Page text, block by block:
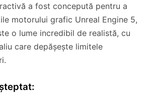
a fost concepută pentru a
motorului grafic Unreal Engine 5,
o lume incredibil de realistă, cu
care depășește limitele